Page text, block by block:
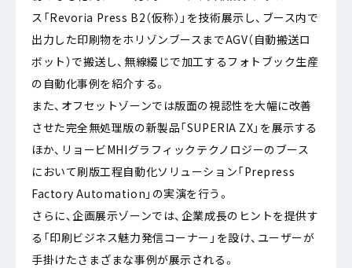
ス「Revoria Press B2（仮称）」を技術展示し、ブース内で
出力した印刷物をホリゾンブースまでAGV（自動搬送ロ
ボット）で搬送し、無線綴じで加工するフォトブック生産
の自動化事例を紹介する。
また、オフセットゾーンでは版面の視認性を大幅に改善
させた完全無処理版の新製品「SUPERIA ZX」を展示する
ほか、リョービMHIグラフィックテクノロジーのブース
において刷版工程自動化ソリューション「Prepress
Factory Automation」の実演を行う。
さらに、企画展示ゾーンでは、企業成長のヒントを提供す
る「印刷ビジネス魅力発信コーナー」を設け、ユーザーが
手掛けたさまざまな事例が展示される。